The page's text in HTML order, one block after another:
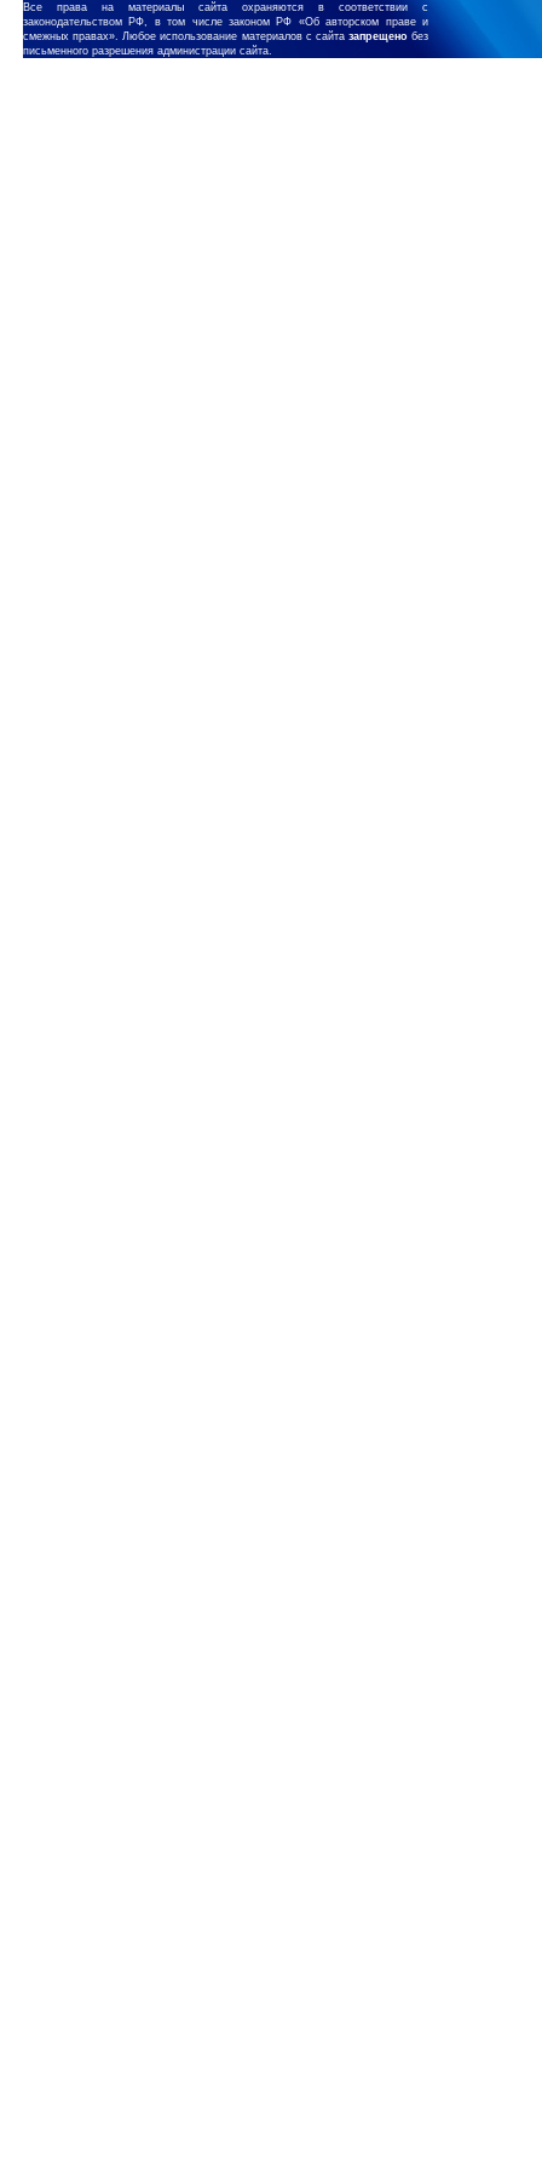
Все права на материалы сайта охраняются в соответствии с
законодательством РФ, в том числе законом РФ «Об авторском праве и
смежных правах». Любое использование материалов с сайта запрещенобез
письменного разрешения администрации сайта.